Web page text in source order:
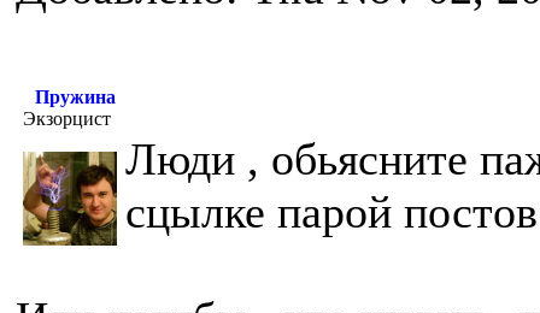
Пружина
Экзорцист
Люди , обьясните
сцылке парой